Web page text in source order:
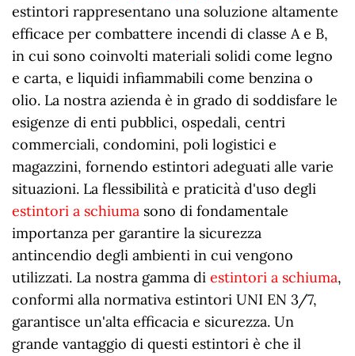
estintori rappresentano una soluzione altamente
efficace per combattere incendi di classe A e B,
in cui sono coinvolti materiali solidi come legno
e carta, e liquidi infiammabili come benzina o
olio. La nostra azienda è in grado di soddisfare le
esigenze di enti pubblici, ospedali, centri
commerciali, condomini, poli logistici e
magazzini, fornendo estintori adeguati alle varie
situazioni. La flessibilità e praticità d'uso degli
estintori a schiuma sono di fondamentale
importanza per garantire la sicurezza
antincendio degli ambienti in cui vengono
utilizzati. La nostra gamma di estintori a schiuma,
conformi alla normativa estintori UNI EN 3/7,
garantisce un'alta efficacia e sicurezza. Un
grande vantaggio di questi estintori è che il